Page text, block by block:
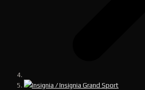
Insignia / Insignia Grand Sport